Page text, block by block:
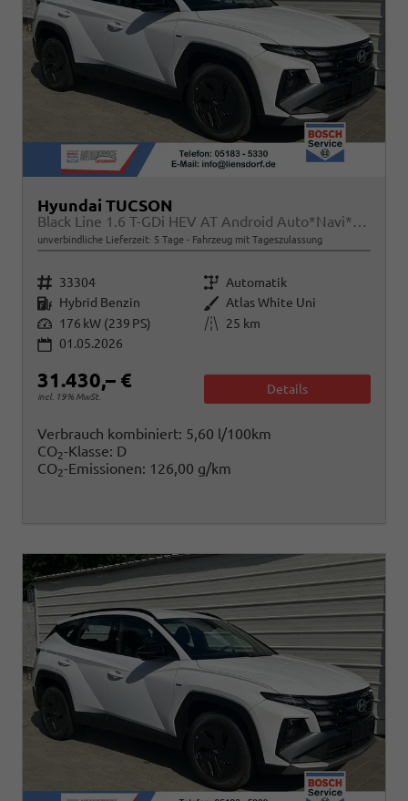
Hyundai TUCSON
Black Line 1.6 T-GDi HEV AT Android Auto*Navi*SHZ*Kamera*2Z Klimaauto*
unverbindliche Lieferzeit: 5 Tage Fahrzeug mit Tageszulassung
Fahrzeugnr. 33304 Getriebe Automatik
Kraftstoff Hybrid Benzin Außenfarbe Atlas White Uni
Leistung 176 kW (239 PS) Kilometerstand
25 km
01.05.2026
31.430,– €
incl. 19% MwSt.
Details
Verbrauch kombiniert: 5,60 l/100km
CO2-Klasse: D
CO2-Emissionen: 126,00 g/km